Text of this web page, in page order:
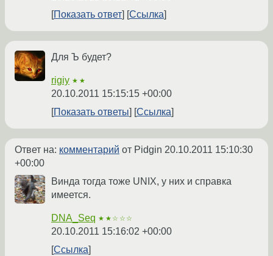
Показать ответ
Ссылка
Для Ъ будет?
rigiy ★★
20.10.2011 15:15:15 +00:00
Показать ответы
Ссылка
Ответ на: комментарий от Pidgin 20.10.2011 15:10:30
+00:00
Винда тогда тоже UNIX, у них и справка
имеется.
DNA_Seq ★★☆☆☆
20.10.2011 15:16:02 +00:00
Ссылка